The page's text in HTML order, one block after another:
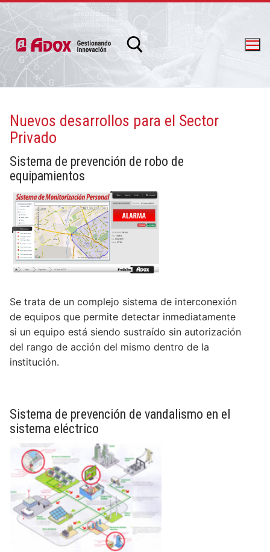
info@adox.com.ar
PRODUCTOS Y SERVICIOS
Higiene de manos y piel
Desinfección
Detergentes
Accesorios
EQUIPAMIENTOS
Equipos para Control de infecciones
Máquinas de anestesia y Bombas de infusión
Agroindustriales
SISTEMAS
Software
Mapeo Térmico ::: NUEVO :::
Alquiler de máquinas de anestesia
NOVEDADES
Videos
Videos institucionales
Webinars
Noticias de interés
Prensa
QUIENES SOMOS
Quiénes Somos
Premios
CONTACTO
Nuevos desarrollos para el Sector
Privado
Sistema de prevención de robo de
equipamientos
Se trata de un complejo sistema de interconexión
de equipos que permite detectar inmediatamente
si un equipo está siendo sustraído sin autorización
del rango de acción del mismo dentro de la
institución.
Sistema de prevención de vandalismo en el
sistema eléctrico